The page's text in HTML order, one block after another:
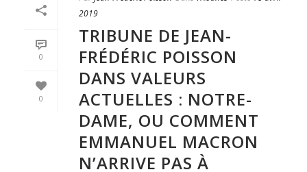
0
0
2019
TRIBUNE DE JEAN-
FRÉDÉRIC POISSON
DANS VALEURS
ACTUELLES : NOTRE-
DAME, OU COMMENT
EMMANUEL MACRON
N’ARRIVE PAS À